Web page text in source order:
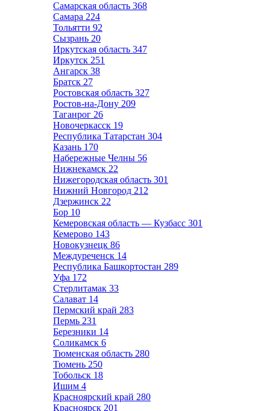
Самарская область 368
Самара 224
Тольятти 92
Сызрань 20
Иркутская область 347
Иркутск 251
Ангарск 38
Братск 27
Ростовская область 327
Ростов-на-Дону 209
Таганрог 26
Новочеркасск 19
Республика Татарстан 304
Казань 170
Набережные Челны 56
Нижнекамск 22
Нижегородская область 301
Нижний Новгород 212
Дзержинск 22
Бор 10
Кемеровская область — Кузбасс 301
Кемерово 143
Новокузнецк 86
Междуреченск 14
Республика Башкортостан 289
Уфа 172
Стерлитамак 33
Салават 14
Пермский край 283
Пермь 231
Березники 14
Соликамск 6
Тюменская область 280
Тюмень 250
Тобольск 18
Ишим 4
Красноярский край 280
Красноярск 201